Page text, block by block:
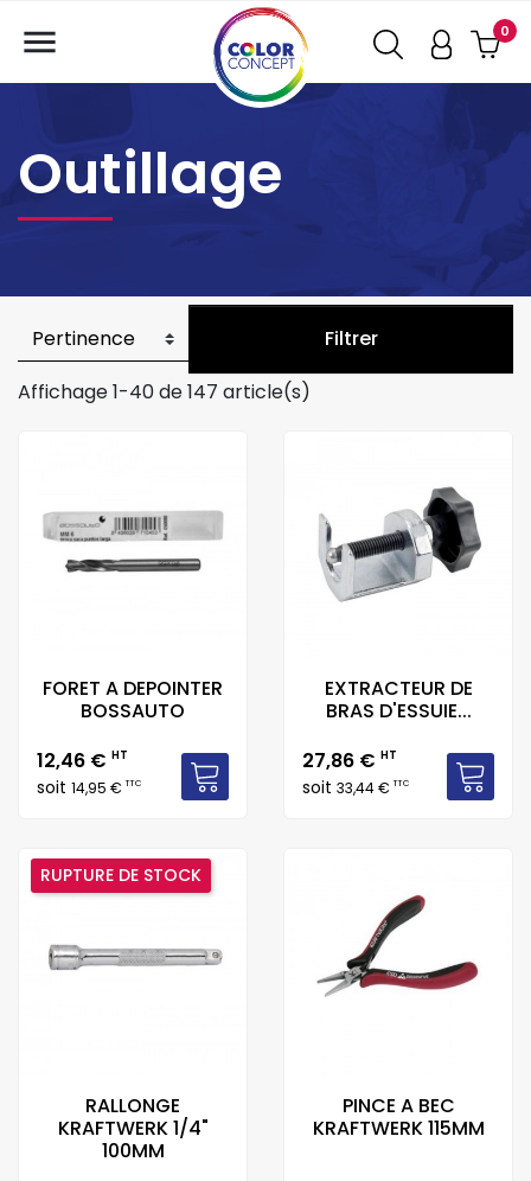
0

Outillage
Filtrer
Affichage 1-40 de 147 article(s)
FORET A DEPOINTER
BOSSAUTO
Prix
12,46 € HT
soit 14,95 €TTC
EXTRACTEUR DE
BRAS D'ESSUIE...
Prix
27,86 € HT
soit 33,44 €TTC
RALLONGE
KRAFTWERK 1/4"
100MM
RUPTURE DE STOCK
PINCE A BEC
KRAFTWERK 115MM